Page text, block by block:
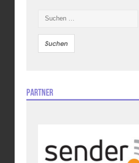
nach:
Partner